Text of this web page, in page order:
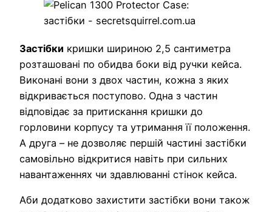
Застібки кришки шириною 2,5 сантиметра
розташовані по обидва боки від ручки кейса.
Виконані вони з двох частин, кожна з яких
відкривається поступово. Одна з частин
відповідає за притискання кришки до
горловини корпусу та утримання її положення.
А друга – не дозволяє першій частині застібки
самовільно відкритися навіть при сильних
навантаженнях чи здавлюванні стінок кейса.
Аби додатково захистити застібки вони також